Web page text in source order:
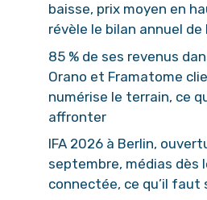
baisse, prix moyen en
révèle le bilan annuel de
85 % de ses revenus
Orano et Framatome
numérise le terrain, ce
affronter
IFA 2026 à Berlin,
septembre, médias dès
connectée, ce qu’il faut